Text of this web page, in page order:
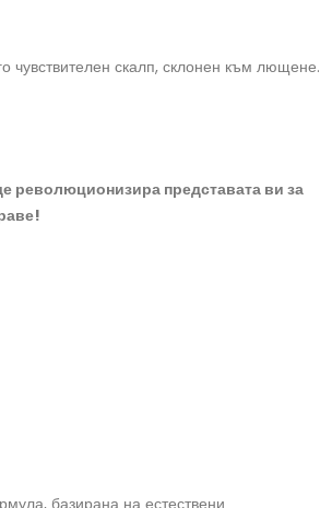
скалп, склонен към лющене.
революционизира представата ви за
базирана на естествени